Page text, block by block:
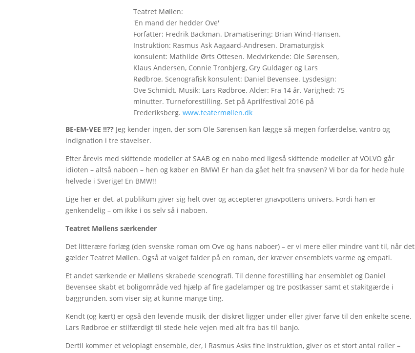
Teatret Møllen:
'En mand der hedder Ove'
Forfatter: Fredrik Backman. Dramatisering: Brian Wind-Hansen.
Instruktion: Rasmus Ask Aagaard-Andresen. Dramaturgisk
konsulent: Mathilde Ørts Ottesen. Medvirkende: Ole Sørensen,
Klaus Andersen, Connie Tronbjerg, Gry Guldager og Lars
Rødbroe. Scenografisk konsulent: Daniel Bevensee. Lysdesign:
Ove Schmidt. Musik: Lars Rødbroe. Alder: Fra 14 år. Varighed: 75
minutter. Turneforestilling. Set på Aprilfestival 2016 på
Frederiksberg. www.teatermøllen.dk
BE-EM-VEE !!?? Jeg kender ingen, der som Ole Sørensen kan lægge så megen forfærdelse, vantro og
indignation i tre stavelser.
Efter årevis med skiftende modeller af SAAB og en nabo med ligeså skiftende modeller af VOLVO går
idioten – altså naboen – hen og køber en BMW! Er han da gået helt fra snøvsen? Vi bor da for hede hule
helvede i Sverige! En BMW!!
Lige her er det, at publikum giver sig helt over og accepterer gnavpottens univers. Fordi han er
genkendelig – om ikke i os selv så i naboen.
Teatret Møllens særkender
Det litterære forlæg (den svenske roman om Ove og hans naboer) – er vi mere eller mindre vant til, når det
gælder Teatret Møllen. Også at valget falder på en roman, der kræver ensemblets varme og empati.
Et andet særkende er Møllens skrabede scenografi. Til denne forestilling har ensemblet og Daniel
Bevensee skabt et boligområde ved hjælp af fire gadelamper og tre postkasser samt et stakitgærde i
baggrunden, som viser sig at kunne mange ting.
Kendt (og kært) er også den levende musik, der diskret ligger under eller giver farve til den enkelte scene.
Lars Rødbroe er stilfærdigt til stede hele vejen med alt fra bas til banjo.
Dertil kommer et veloplagt ensemble, der, i Rasmus Asks fine instruktion, giver os et stort antal roller –